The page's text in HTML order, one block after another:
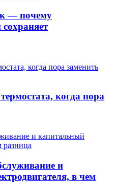
— почему
когда пора
и
в чем